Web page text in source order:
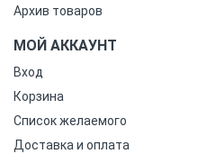
Архив товаров
МОЙ АККАУНТ
Вход
Корзина
Список желаемого
Доставка и оплата